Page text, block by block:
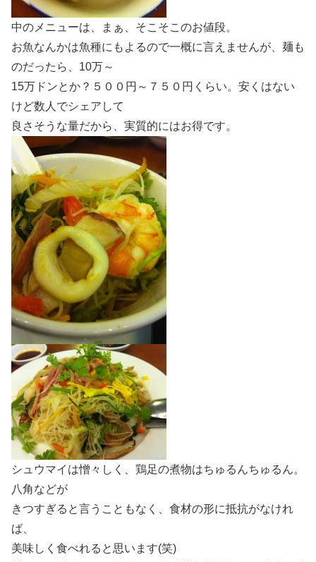
中のメニューは、まぁ、そこそこのお値段。
お魚なんかは魚種にもよるので一概に言えませんが、麺も
のだったら、10万～
15万ドンとか？５００円～７５０円くらい。安くはない
けど数人でシェアして
良さそうな量だから、実質的にはお得です。
シュウマイは憎々しく、鶏足の煮物はちゅるんちゅるん。
八角などが
きつすぎると言うこともなく、食材の形に抵抗がなけれ
ば、
美味しく食べれると思います(笑)